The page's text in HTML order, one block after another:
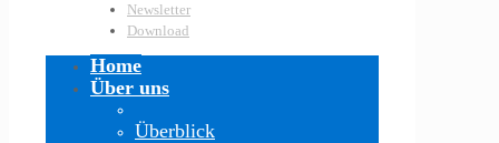
Newsletter
Download
Home
Über uns
Überblick